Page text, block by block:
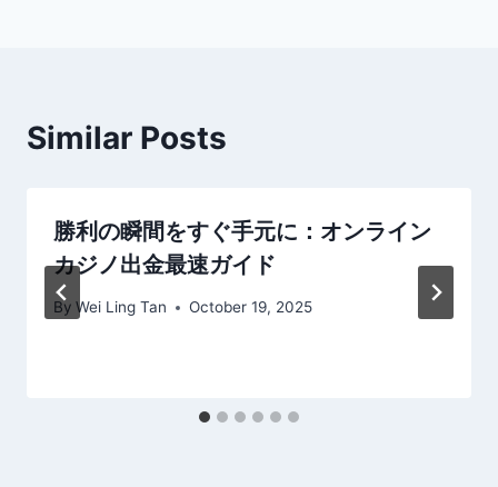
Similar Posts
勝利の瞬間をすぐ手元に：オンライン
カジノ出金最速ガイド
By Wei Ling Tan October 19, 2025